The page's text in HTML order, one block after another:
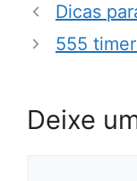
Dicas
555
Deixe